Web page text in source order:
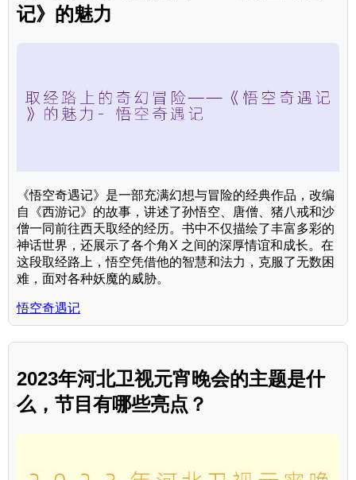
记》的魅力
《悟空奇遇记》是一部充满幻想与冒险的经典作品，改编
自《西游记》的故事，讲述了孙悟空、唐僧、猪八戒和沙
僧一同前往西天取经的经历。书中不仅描绘了丰富多彩的
神话世界，还展示了各个角X 之间的深厚情谊和成长。在
这段取经路上，悟空凭借他的智慧和法力，克服了无数困
难，面对各种妖魔的威胁。
悟空奇遇记
2023年河北卫视元宵晚会的主题是什
么，节目有哪些亮点？